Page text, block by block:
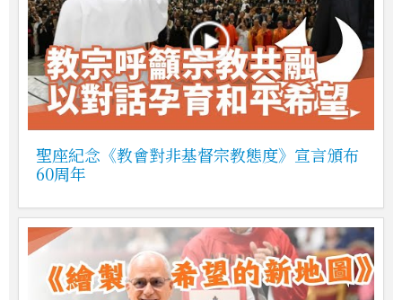
聖座紀念《教會對非基督宗教態度》宣言頒布
60周年